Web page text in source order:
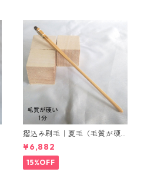
摺込み刷毛｜夏毛（毛質が硬
い）1分｜16本入り＊1セット
¥6,882
15%OFF